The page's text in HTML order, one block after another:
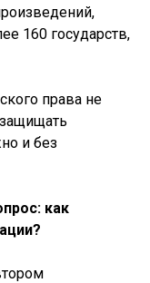
160 государств,
права не
и без
как